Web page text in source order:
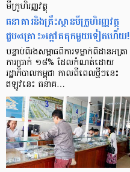
មីក្រូ​ហិរញ្ញវត្ថុ
ធនាគារ​និង​គ្រឹះស្ថាន​មីក្រូ​ហិរញ្ញវត្ថុ​
ជួប«គ្រោះ»ក្តៅ​គគុក​មួយ​ទៀត​ហើយ!
បន្ទាប់​ពី​រង​សម្ពាធ​​ពី​ការ​ទម្លាក់​ពិដាន​អត្រា​
ការ​ប្រាក់ ១៨​% ដែល​កំណត់​ដោយ​
រដ្ឋាភិបាល​កម្ពុជា កាល​ពី​ពេល​ថ្មីៗ​នេះ
ឥឡូវ​នេះ ធនាគ…